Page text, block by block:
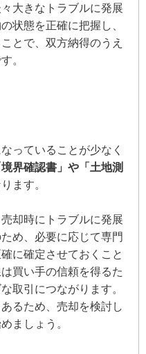
大きなトラブルに発展
状態を正確に把握し、
とで、双方納得のうえ
。
っていることが少なく
界確認書」や「土地測
ます。
却時にトラブルに発展
め、必要に応じて専門
に確定させておくこと
買い手の信頼を得るた
取引につながります。
るため、売却を検討し
ましょう。